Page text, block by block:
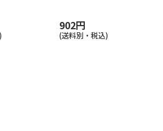
902円
(送料別・税込)